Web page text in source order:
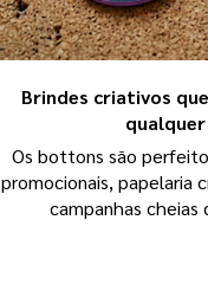
Brindes criativos
Os bottons são
promocionais, papelaria
campanhas cheias